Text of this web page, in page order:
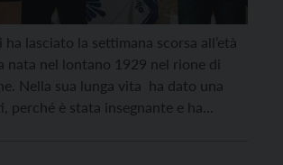
lasciato la settimana scorsa all’età
nata nel lontano 1929 nel rione di
Nella sua lunga vita ha dato una
perché è stata insegnante e ha